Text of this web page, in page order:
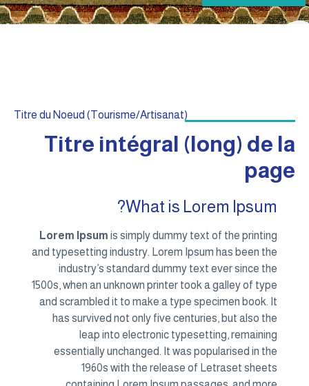
Titre du Noeud (Tourisme/Artisanat)
Titre intégral (long) de la
page
What is Lorem Ipsum?
Lorem Ipsum is simply dummy text of the printing
and typesetting industry. Lorem Ipsum has been the
industry’s standard dummy text ever since the
1500s, when an unknown printer took a galley of type
and scrambled it to make a type specimen book. It
has survived not only five centuries, but also the
leap into electronic typesetting, remaining
essentially unchanged. It was popularised in the
1960s with the release of Letraset sheets